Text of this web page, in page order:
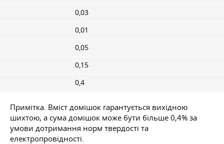
0,03
0,01
0,05
0,15
0,4
Примітка. Вміст домішок гарантується вихідною
шихтою, а сума домішок може бути більше 0,4% за
умови дотримання норм твердості та
електропровідності.